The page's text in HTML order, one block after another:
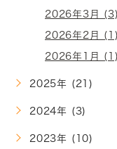
2026年3月 (3)
2026年2月 (1)
2026年1月 (1)
2025年 (21)
2024年 (3)
2023年 (10)